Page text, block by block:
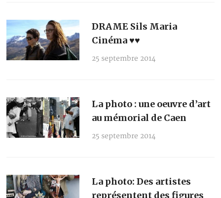
DRAME Sils Maria
Cinéma ♥♥
25 septembre 2014
La photo : une oeuvre d’art
au mémorial de Caen
25 septembre 2014
La photo: Des artistes
représentent des figures